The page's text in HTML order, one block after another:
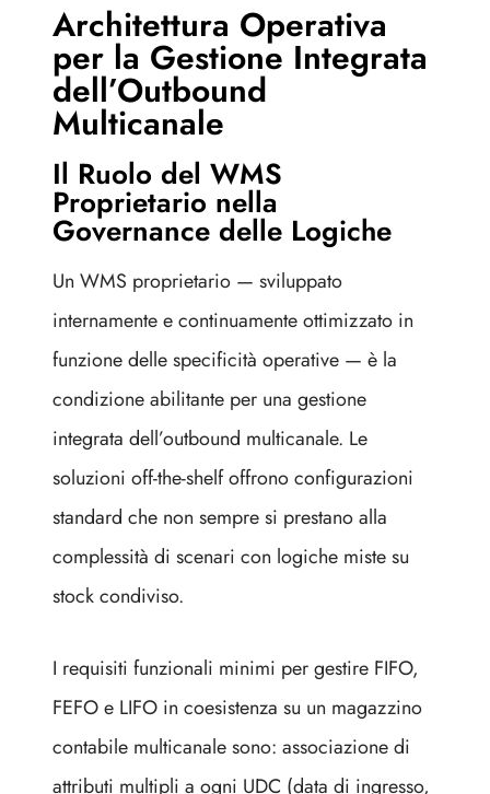
Architettura Operativa
per la Gestione Integrata
dell’Outbound
Multicanale
Il Ruolo del WMS
Proprietario nella
Governance delle Logiche
Un WMS proprietario — sviluppato
internamente e continuamente ottimizzato in
funzione delle specificità operative — è la
condizione abilitante per una gestione
integrata dell’outbound multicanale. Le
soluzioni off-the-shelf offrono configurazioni
standard che non sempre si prestano alla
complessità di scenari con logiche miste su
stock condiviso.
I requisiti funzionali minimi per gestire FIFO,
FEFO e LIFO in coesistenza su un magazzino
contabile multicanale sono: associazione di
attributi multipli a ogni UDC (data di ingresso,